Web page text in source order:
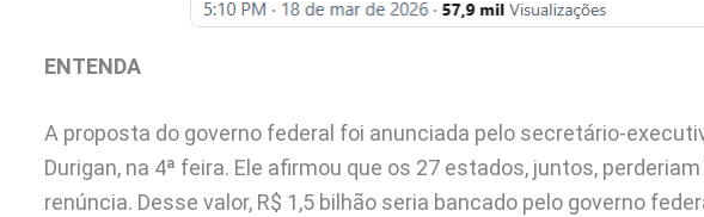
ENTENDA
A proposta do governo federal foi anunciada pelo secretário-
Durigan, na 4ª feira. Ele afirmou que os 27 estados, juntos,
renúncia. Desse valor, R$ 1,5 bilhão seria bancado pelo governo